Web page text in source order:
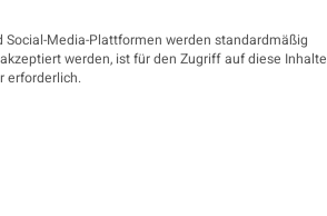
Media-Plattformen werden standardmäßig
werden, ist für den Zugriff auf diese Inhalte
erforderlich.